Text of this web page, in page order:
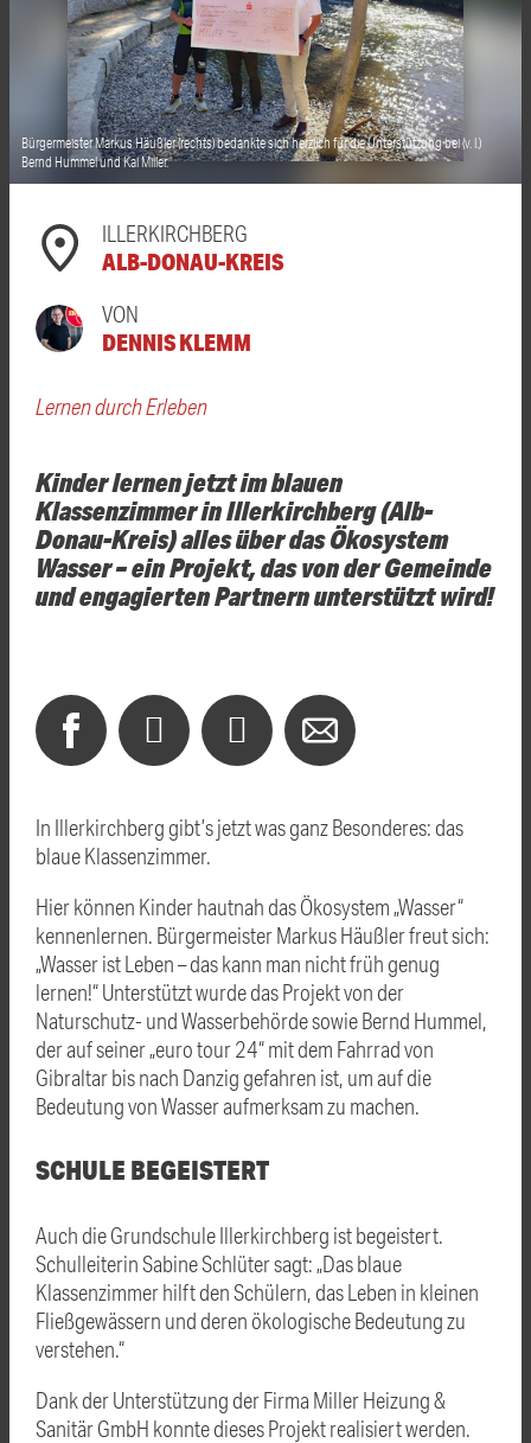
Bürgermeister Markus Häußler (rechts) bedankte sich herzlich für die Unterstützung bei (v. l.)
Bernd Hummel und Kai Miller.
ILLERKIRCHBERG
ALB-DONAU-KREIS
VON
DENNIS KLEMM
Lernen durch Erleben
Kinder lernen jetzt im blauen
Klassenzimmer in Illerkirchberg (Alb-
Donau-Kreis) alles über das Ökosystem
Wasser – ein Projekt, das von der Gemeinde
und engagierten Partnern unterstützt wird!
In Illerkirchberg gibt’s jetzt was ganz Besonderes: das
blaue Klassenzimmer.
Hier können Kinder hautnah das Ökosystem „Wasser“
kennenlernen. Bürgermeister Markus Häußler freut sich:
„Wasser ist Leben – das kann man nicht früh genug
lernen!“ Unterstützt wurde das Projekt von der
Naturschutz- und Wasserbehörde sowie Bernd Hummel,
der auf seiner „euro tour 24“ mit dem Fahrrad von
Gibraltar bis nach Danzig gefahren ist, um auf die
Bedeutung von Wasser aufmerksam zu machen.
SCHULE BEGEISTERT
Auch die Grundschule Illerkirchberg ist begeistert.
Schulleiterin Sabine Schlüter sagt: „Das blaue
Klassenzimmer hilft den Schülern, das Leben in kleinen
Fließgewässern und deren ökologische Bedeutung zu
verstehen.“
Dank der Unterstützung der Firma Miller Heizung &
Sanitär GmbH konnte dieses Projekt realisiert werden.